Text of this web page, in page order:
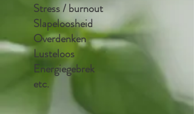
Stress / burnout
Slapeloosheid
Overdenken
Lusteloos
Energiegebrek
etc.